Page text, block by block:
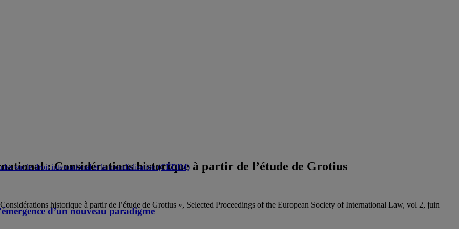
: Considérations historique à partir de l’étude de Grotius
historique à partir de l’étude de Grotius », Selected Proceedings of the European Society of International Law, vol 2, juin
sur le droit international et la mondialisation (CÉDIM)
d’un nouveau paradigme